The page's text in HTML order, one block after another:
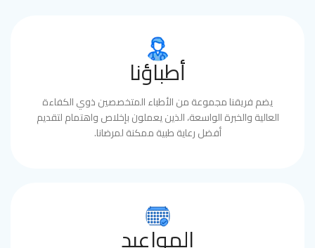
أطباؤنا
يضم فريقنا مجموعة من الأطباء المتخصصين ذوي الكفاءة
العالية والخبرة الواسعة، الذين يعملون بإخلاص واهتمام لتقديم
أفضل رعاية طبية ممكنة لمرضانا.
المواعيد